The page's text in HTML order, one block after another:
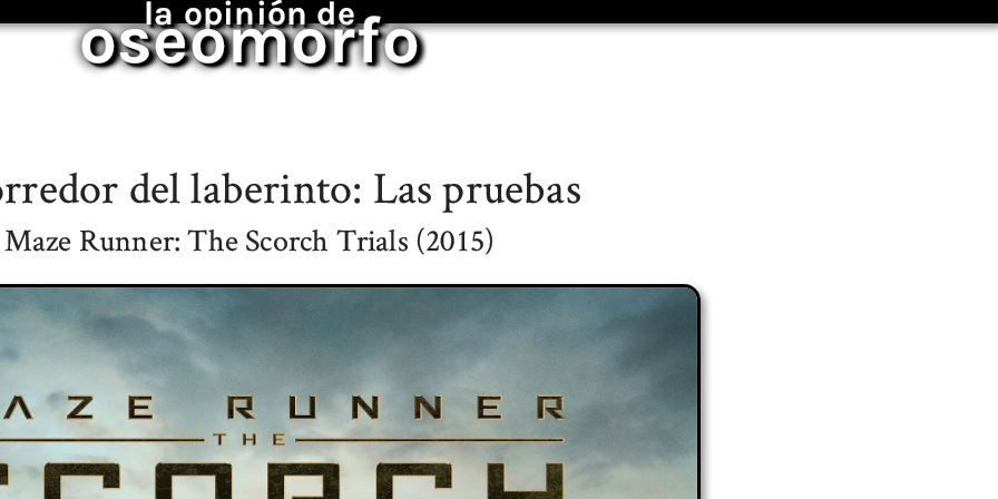
la opinión de
oseomorfo
del laberinto: Las pruebas
Maze Runner: The Scorch Trials (2015)